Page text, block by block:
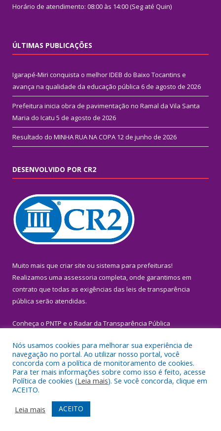
Horário de atendimento: 08:00 às 14:00 (Seg até Quin)
ÚLTIMAS PUBLICAÇÕES
Igarapé-Miri conquista o melhor IDEB do Baixo Tocantins e
avança na qualidade da educação pública 6 de agosto de 2026
Prefeitura inicia obra de pavimentação no Ramal da Vila Santa
Maria do Icatu 5 de agosto de 2026
Resultado do MINHA RUA NA COPA 12 de junho de 2026
DESENVOLVIDO POR CR2
Muito mais que criar site ou sistema para prefeituras!
Realizamos uma assessoria completa, onde garantimos em
contrato que todas as exigências das leis de transparência
pública serão atendidas.
Conheça o PNTP e o Radar da Transparência Pública
Todos os direitos reservados a Prefeitura Municipal de Igarapé-
Miri.
Mapa do Site
Acessar Área Administrativa
Acessar Webmail
Nós usamos cookies para melhorar sua experiência de
navegação no portal. Ao utilizar nosso portal, você
concorda com a política de monitoramento de cookies.
Para ter mais informações sobre como isso é feito, acesse
Política de cookies (Leia mais). Se você concorda, clique em
ACEITO.
Leia mais
ACEITO